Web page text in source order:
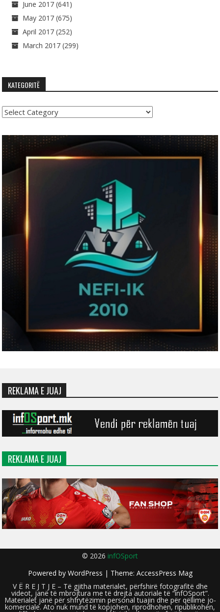
June 2017 (641)
May 2017 (675)
April 2017 (252)
March 2017 (299)
KATEGORITË
Kategoritë
REKLAMA E JUAJ
REKLAMA E JUAJ
© 2026 infOSport
Powered by WordPress | Theme: AccessPress Mag
V Ë R E J T J E – Të gjitha materialet, përfshirë fotografitë dhe
videot, janë të mbrojtura me të drejta autoriale të “infOSport”.
Materialet janë për shfrytëzimin personal tuajin dhe për qëllime jo-
komerciale. Ato nuk mund të kopjohen, riprodhohen, ripublikohen,